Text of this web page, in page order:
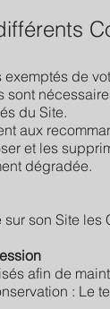
exemptés de
sont
du Site.
aux
et les
dégradée.
sur son Site les
afin de
: Le